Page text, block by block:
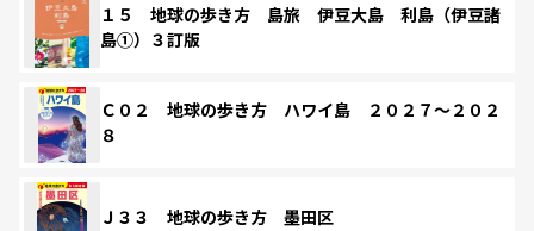
１５ 地球の歩き方 島旅 伊豆大島 利島（伊豆諸
島①）３訂版
Ｃ０２ 地球の歩き方 ハワイ島 ２０２７～２０２
８
Ｊ３３ 地球の歩き方 墨田区